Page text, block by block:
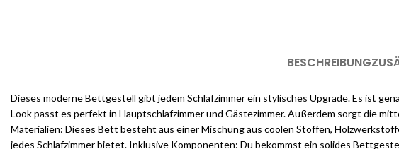
BESCHREIBUNG
Dieses moderne Bettgestell gibt jedem Schlafzimmer ein stylisches Upgrade. Es ist
Look passt es perfekt in Hauptschlafzimmer und Gästezimmer. Außerdem sorgt die
Materialien: Dieses Bett besteht aus einer Mischung aus coolen Stoffen,
jedes Schlafzimmer bietet. Inklusive Komponenten: Du bekommst ein solides